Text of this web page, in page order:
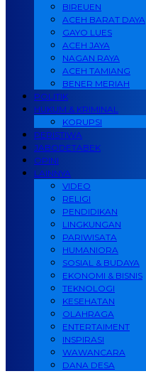
BIREUEN
ACEH BARAT DAYA
GAYO LUES
ACEH JAYA
NAGAN RAYA
ACEH TAMIANG
BENER MERIAH
POLITIK
HUKUM & KRIMINAL
KORUPSI
PERISTIWA
JABODETABEK
OPINI
LAINNYA
VIDEO
RELIGI
PENDIDIKAN
LINGKUNGAN
PARIWISATA
HUMANIORA
SOSIAL & BUDAYA
EKONOMI & BISNIS
TEKNOLOGI
KESEHATAN
OLAHRAGA
ENTERTAIMENT
INSPIRASI
WAWANCARA
DANA DESA